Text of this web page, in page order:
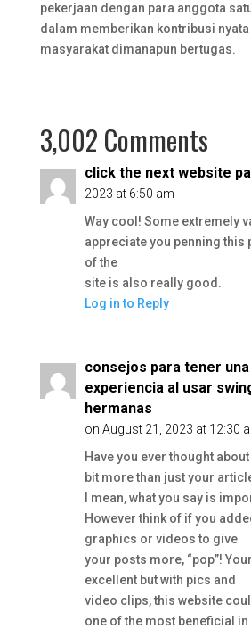
pekerjaan dengan para anggota
dalam memberikan kontribusi
masyarakat dimanapun bertugas.
3,002 Comments
click the next website
2023 at 6:50 am
Way cool! Some extremely
appreciate you penning this
of the
site is also really good.
Log in to Reply
consejos para tener
experiencia al usar
hermanas
on August 21, 2023 at 12:30
Have you ever thought
bit more than just your
I mean, what you say is
However think of if you
graphics or videos to give
your posts more, “pop”!
excellent but with pics and
video clips, this website
one of the most beneficial in